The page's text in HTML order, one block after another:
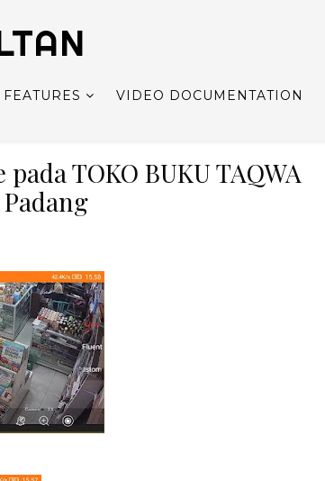
FEATURES VIDEO DOCUMENTATION
TOKO BUKU TAQWA